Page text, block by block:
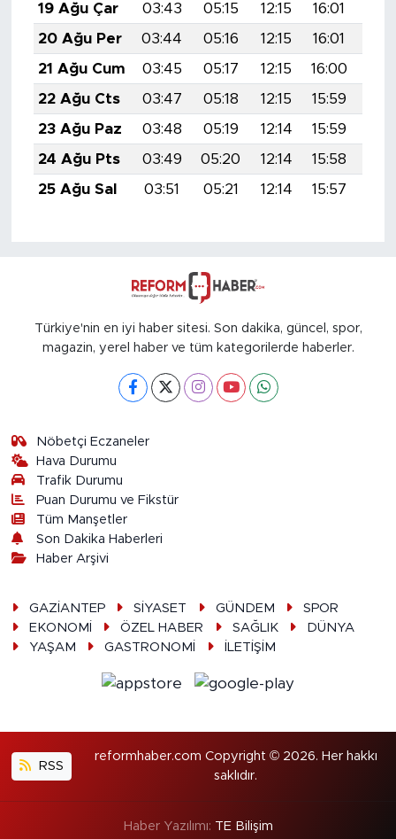
19 Ağu Çar
03:43 05:15 12:15 16:01
20 Ağu Per
03:44 05:16 12:15 16:01
21 Ağu Cum
03:45 05:17 12:15 16:00
22 Ağu Cts
03:47 05:18 12:15 15:59
23 Ağu Paz
03:48 05:19 12:14 15:59
24 Ağu Pts
03:49 05:20 12:14 15:58
25 Ağu Sal
03:51 05:21 12:14 15:57
Türkiye'nin en iyi haber sitesi. Son dakika, güncel, spor,
magazin, yerel haber ve tüm kategorilerde haberler.
Nöbetçi Eczaneler
Hava Durumu
Trafik Durumu
Puan Durumu ve Fikstür
Tüm Manşetler
Son Dakika Haberleri
Haber Arşivi
GAZİANTEP SİYASET GÜNDEM
SPOR
EKONOMİ
ÖZEL HABER SAĞLIK
DÜNYA
YAŞAM
GASTRONOMİ İLETİŞİM
RSS
reformhaber.com Copyright © 2026. Her hakkı
saklıdır.
Haber Yazılımı: TE Bilişim